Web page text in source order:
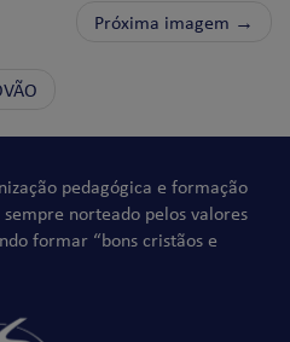
Próxima imagem →
pedagógica e formação
norteado pelos valores
formar “bons cristãos e